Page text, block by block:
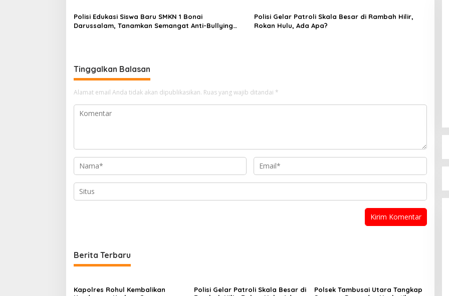
Polisi Edukasi Siswa Baru SMKN 1 Bonai
Darussalam, Tanamkan Semangat Anti-Bullying
Polisi Gelar Patroli Skala Besar di Rambah Hilir,
Rokan Hulu, Ada Apa?
Tinggalkan Balasan
Alamat email Anda tidak akan dipublikasikan. Ruas yang wajib ditandai *
Berita Terbaru
Kapolres Rohul Kembalikan
Polisi Gelar Patroli Skala Besar di
Polsek Tambusai Utara Tangkap